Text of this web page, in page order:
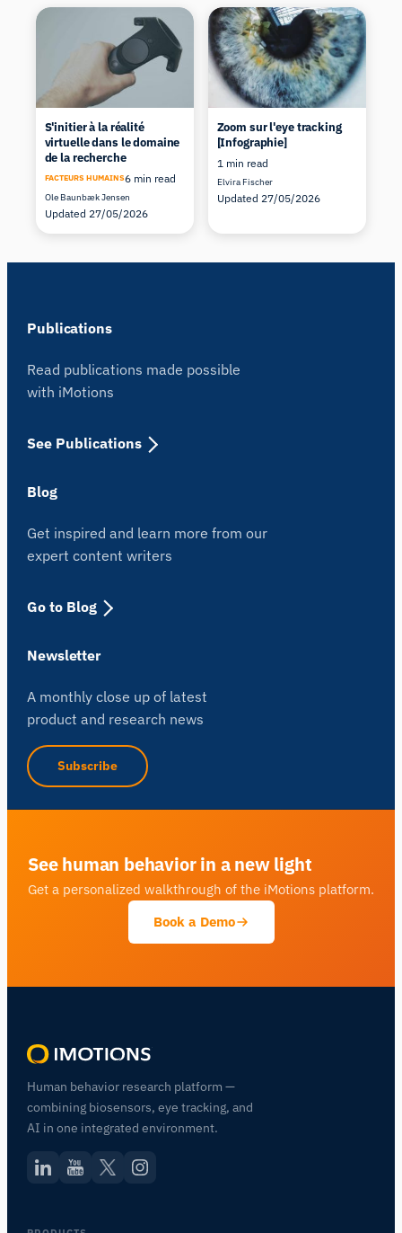
S'initier à la réalité
virtuelle dans le domaine
de la recherche
FACTEURS HUMAINS6 min read
Ole Baunbæk Jensen
Updated 27/05/2026
Zoom sur l'eye tracking
[Infographie]
1 min read
Elvira Fischer
Updated 27/05/2026
Publications
Read publications made possible
with iMotions
See Publications
Blog
Get inspired and learn more from our
expert content writers
Go to Blog
Newsletter
A monthly close up of latest
product and research news
Subscribe
See human behavior in a new light
Get a personalized walkthrough of the iMotions platform.
Book a Demo
Human behavior research platform —
combining biosensors, eye tracking, and
AI in one integrated environment.